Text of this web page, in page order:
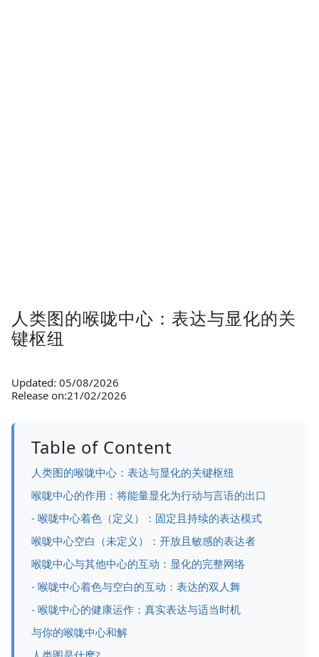
人类图的喉咙中心：表达与显化的关
键枢纽
Updated: 05/08/2026
Release on:21/02/2026
Table of Content
人类图的喉咙中心：表达与显化的关键枢纽
喉咙中心的作用：将能量显化为行动与言语的出口
- 喉咙中心着色（定义）：固定且持续的表达模式
喉咙中心空白（未定义）：开放且敏感的表达者
喉咙中心与其他中心的互动：显化的完整网络
- 喉咙中心着色与空白的互动：表达的双人舞
- 喉咙中心的健康运作：真实表达与适当时机
与你的喉咙中心和解